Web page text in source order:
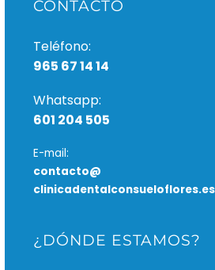
CONTACTO
Teléfono:
965 67 14 14
Whatsapp:
601 204 505
E-mail:
contacto@
clinicadentalconsueloflores.es
¿DÓNDE ESTAMOS?